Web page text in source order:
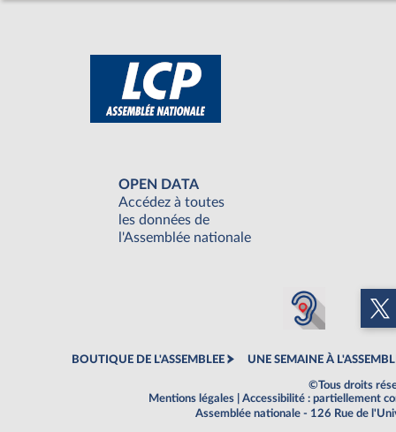
OPEN DATA
Accédez à toutes
les données de
l'Assemblée nationale
BOUTIQUE DE L'ASSEMBLEE UNE SEMAINE À
©Tous droits
Mentions légales
Accessibilité : partiellement
Assemblée nationale - 126 Rue de